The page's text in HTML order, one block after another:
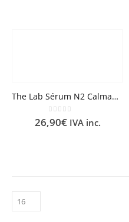
The Lab Sérum N2 Calmante Anti Imperfecciones 30 ml
0out of 5
26,90€ IVA inc.